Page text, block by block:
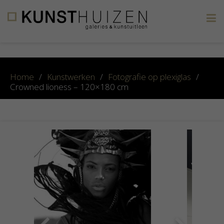
Home / Kunstwerken / Fotografie op plexiglas /
Crowned lioness – 120×180 cm